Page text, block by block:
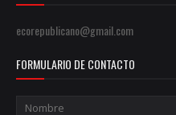
ecorepublicano@gmail.com
FORMULARIO DE CONTACTO